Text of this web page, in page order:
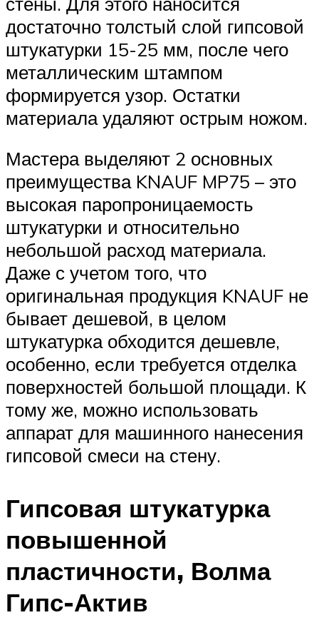
достаточно толстый слой гипсовой
штукатурки 15-25 мм, после чего
металлическим штампом
формируется узор. Остатки
материала удаляют острым ножом.
Мастера выделяют 2 основных
преимущества KNAUF MP75 – это
высокая паропроницаемость
штукатурки и относительно
небольшой расход материала.
Даже с учетом того, что
оригинальная продукция KNAUF не
бывает дешевой, в целом
штукатурка обходится дешевле,
особенно, если требуется отделка
поверхностей большой площади. К
тому же, можно использовать
аппарат для машинного нанесения
гипсовой смеси на стену.
Гипсовая штукатурка
повышенной
пластичности, Волма
Гипс-Актив